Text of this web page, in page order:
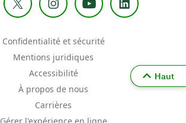
Confidentialité et sécurité
Mentions juridiques
Accessibilité
À propos de nous
Carrières
Haut